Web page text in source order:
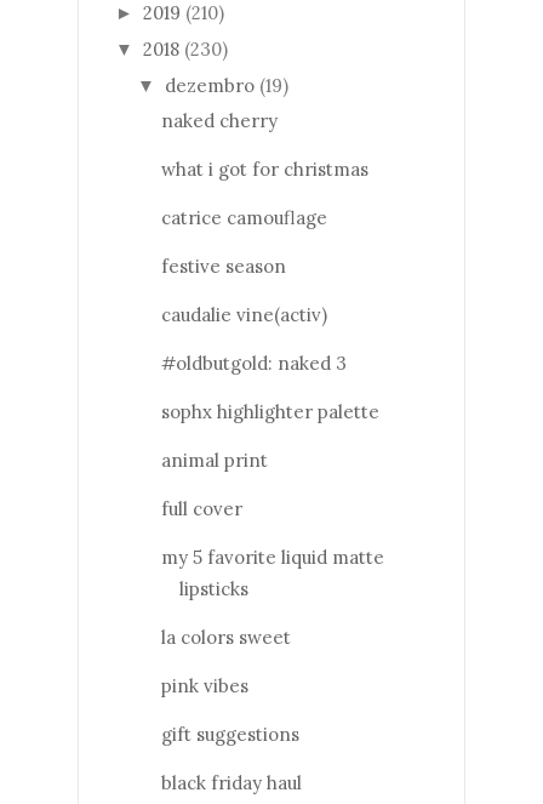
► 2019 (210)
▼ 2018 (230)
▼ dezembro (19)
naked cherry
what i got for christmas
catrice camouflage
festive season
caudalie vine(activ)
#oldbutgold: naked 3
sophx highlighter palette
animal print
full cover
my 5 favorite liquid matte
lipsticks
la colors sweet
pink vibes
gift suggestions
black friday haul